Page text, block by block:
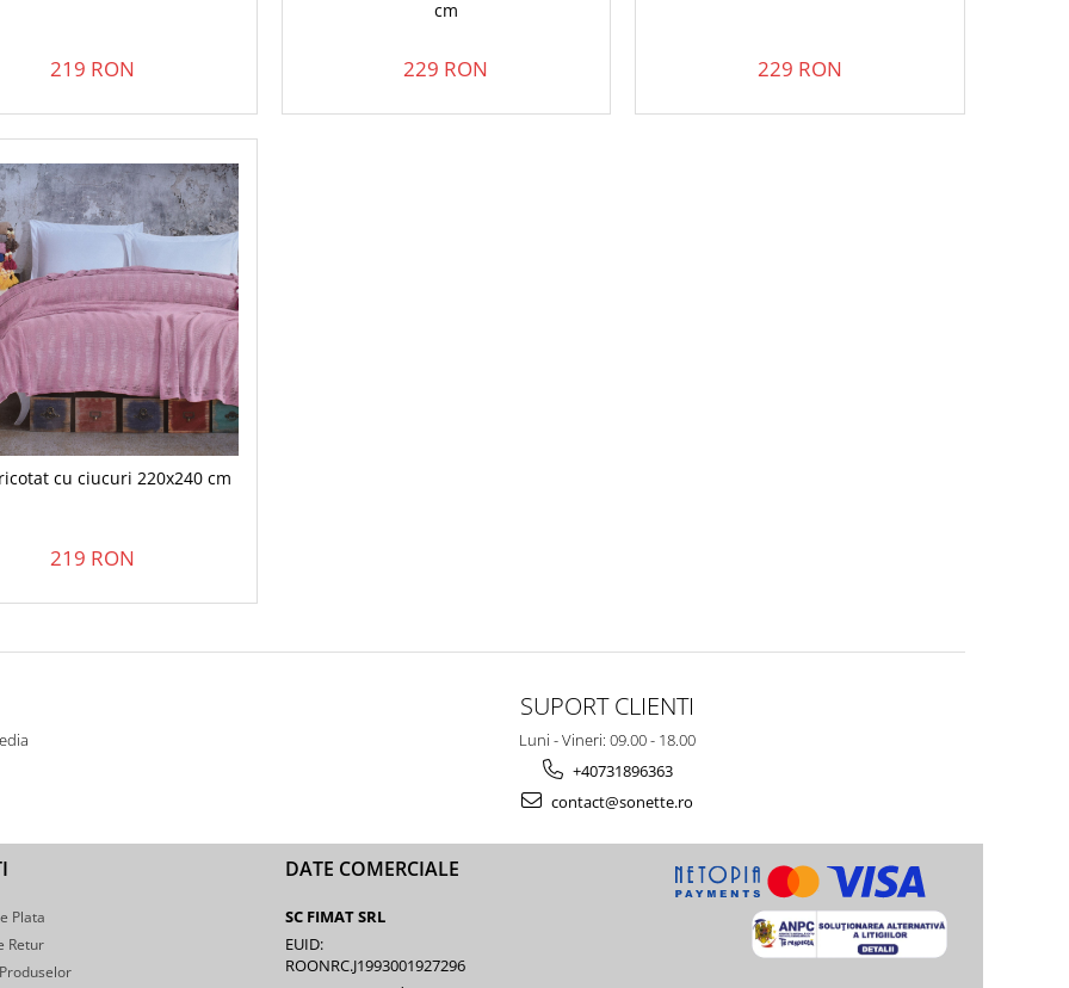
219 RON
cm
229 RON 229 RON
cu ciucuri 220x240 cm
219 RON
SUPORT CLIENTI
Luni - Vineri: 09.00 - 18.00
+40731896363
contact@sonette.ro
Plata
Retur
DATE COMERCIALE
SC FIMAT SRL
EUID:
ROONRC.J1993001927296